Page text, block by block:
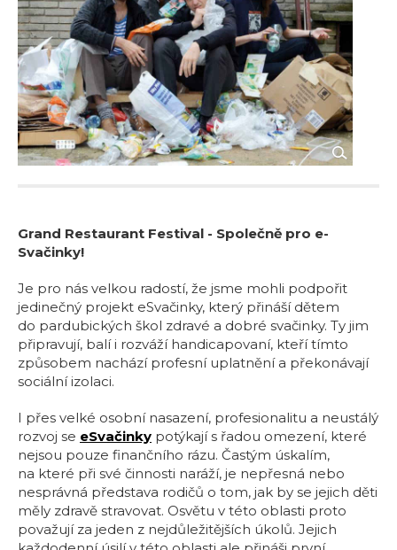
Grand Restaurant Festival - Společně pro e-
Svačinky!
Je pro nás velkou radostí, že jsme mohli podpořit
jedinečný projekt eSvačinky, který přináší dětem
do pardubických škol zdravé a dobré svačinky. Ty jim
připravují, balí i rozváží handicapovaní, kteří tímto
způsobem nachází profesní uplatnění a překonávají
sociální izolaci.
I přes velké osobní nasazení, profesionalitu a neustálý
rozvoj se eSvačinky potýkají s řadou omezení, které
nejsou pouze finančního rázu. Častým úskalím,
na které při své činnosti naráží, je nepřesná nebo
nesprávná představa rodičů o tom, jak by se jejich děti
měly zdravě stravovat. Osvětu v této oblasti proto
považují za jeden z nejdůležitějších úkolů. Jejich